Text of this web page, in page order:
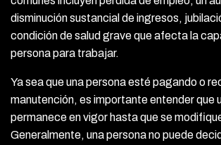
disminución sustancial de ingresos,
condición de salud grave que afecta la
persona para trabajar.
Ya sea que una persona esté pagando o
manutención, es importante entender que
permanece en vigor hasta que se
Generalmente, una persona no puede